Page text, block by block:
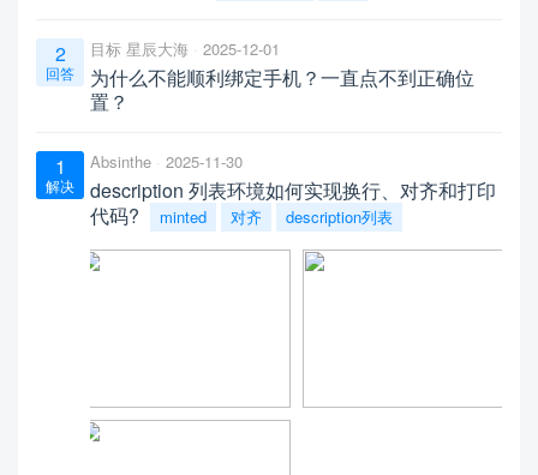
2
回答
目标 星辰大海 2025-12-01
为什么不能顺利绑定手机？一直点不到正确位
置？
1
解决
Absinthe 2025-11-30
description 列表环境如何实现换行、对齐和打印
代码?
minted 对齐 description列表